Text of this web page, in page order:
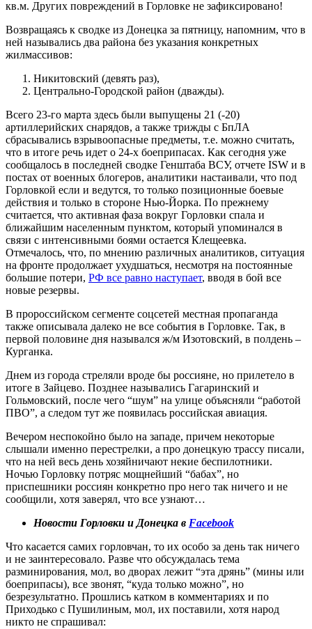
кв.м. Других повреждений в Горловке не зафиксировано!
Возвращаясь к сводке из Донецка за пятницу, напомним, что в
ней назывались два района без указания конкретных
жилмассивов:
Никитовский (девять раз),
Центрально-Городской район (дважды).
Всего 23-го марта здесь были выпущены 21 (-20)
артиллерийских снарядов, а также трижды с БпЛА
сбрасывались взрывоопасные предметы, т.е. можно считать,
что в итоге речь идет о 24-х боеприпасах. Как сегодня уже
сообщалось в последней сводке Генштаба ВСУ, отчете ISW и в
постах от военных блогеров, аналитики настаивали, что под
Горловкой если и ведутся, то только позиционные боевые
действия и только в стороне Нью-Йорка. По прежнему
считается, что активная фаза вокруг Горловки спала и
ближайшим населенным пунктом, который упоминался в
связи с интенсивными боями остается Клещеевка.
Отмечалось, что, по мнению различных аналитиков, ситуация
на фронте продолжает ухудшаться, несмотря на постоянные
большие потери, РФ все равно наступает, вводя в бой все
новые резервы.
В пророссийском сегменте соцсетей местная пропаганда
также описывала далеко не все события в Горловке. Так, в
первой половине дня назывался ж/м Изотовский, в полдень –
Курганка.
Днем из города стреляли вроде бы россияне, но прилетело в
итоге в Зайцево. Позднее назывались Гагаринский и
Гольмовский, после чего “шум” на улице объясняли “работой
ПВО”, а следом тут же появилась российская авиация.
Вечером неспокойно было на западе, причем некоторые
слышали именно перестрелки, а про донецкую трассу писали,
что на ней весь день хозяйничают некие беспилотники.
Ночью Горловку потряс мощнейший “бабах”, но
приспешники россиян конкретно про него так ничего и не
сообщили, хотя заверял, что все узнают…
Новости Горловки и Донецка в Facebook
Что касается самих горловчан, то их особо за день так ничего
и не заинтересовало. Разве что обсуждалась тема
разминирования, мол, во дворах лежит “эта дрянь” (мины или
боеприпасы), все звонят, “куда только можно”, но
безрезультатно. Прошлись катком в комментариях и по
Приходько с Пушилиным, мол, их поставили, хотя народ
никто не спрашивал: